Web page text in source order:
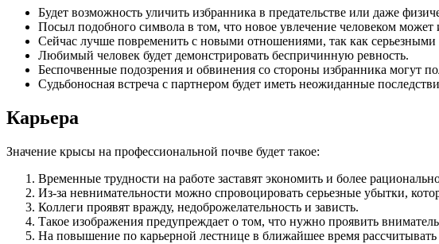
Будет возможность уличить избранника в предательстве или даже
Посыл подобного символа в том, что новое увлечение человеком может
Сейчас лучше повременить с новыми отношениями, так как серьезными
Любимый человек будет демонстрировать беспричинную ревность.
Беспочвенные подозрения и обвинения со стороны избранника могут
Судьбоносная встреча с партнером будет иметь неожиданные
Карьера
Значение крысы на профессиональной почве будет такое:
Временные трудности на работе заставят экономить и более
Из-за невнимательности можно спровоцировать серьезные убытки,
Коллеги проявят вражду, недоброжелательность и зависть.
Такое изображения предупреждает о том, что нужно проявить
На повышение по карьерной лестнице в ближайшее время рассчитывать